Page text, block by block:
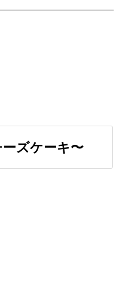
ズケーキ〜